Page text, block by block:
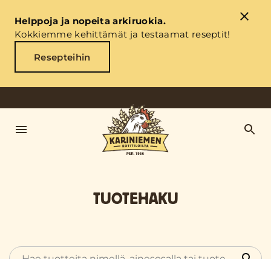
Helppoja ja nopeita arkiruokia.
Kokkiemme kehittämät ja testaamat reseptit!
Resepteihin
TUOTEHAKU